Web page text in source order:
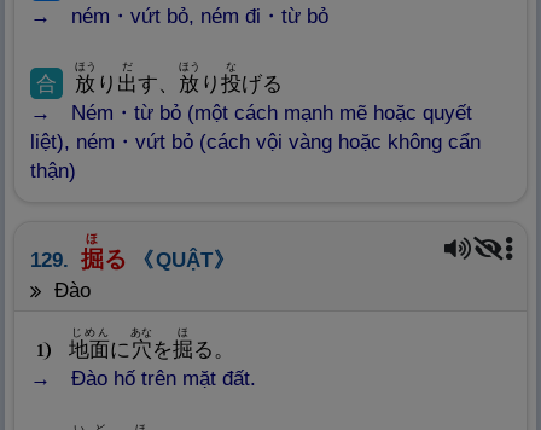
ném・vứt bỏ, ném đi・từ bỏ
合
Nghĩa: Hợp, vừa ý, hợp lại
放
ほう
り 出
だ
す、 放
ほう
り 投
な
げる
Ném・từ bỏ (một cách mạnh mẽ hoặc quyết
liệt), ném・vứt bỏ (cách vội vàng hoặc không cẩn
thận)
129. 掘
ほ
る
QUẬT
đào
1 地面
じめん
に穴
あな
を掘
ほ
る。
Đào hố trên mặt đất.